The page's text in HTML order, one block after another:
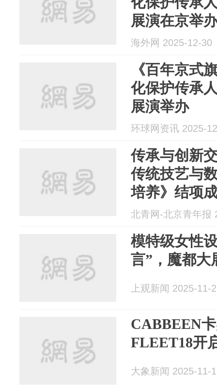
展演在京举
海外网 2025-12-30
《百年京式
化保护传承
展演举办
环球网资讯 2025-
传承与创新
传统技艺与
培养》结项
北青网-北京青年报
模特级女性
言”，魔都大
上观新闻 2025-11-
CABBEEN
FLEET18开
大象新闻 2025-11-